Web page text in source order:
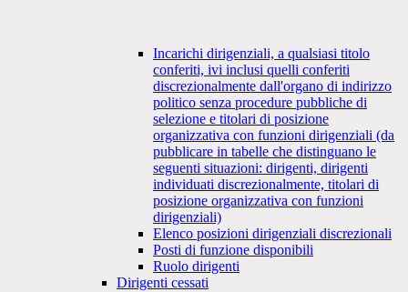
Incarichi dirigenziali, a qualsiasi titolo
conferiti, ivi inclusi quelli conferiti
discrezionalmente dall'organo di indirizzo
politico senza procedure pubbliche di
selezione e titolari di posizione
organizzativa con funzioni dirigenziali (da
pubblicare in tabelle che distinguano le
seguenti situazioni: dirigenti, dirigenti
individuati discrezionalmente, titolari di
posizione organizzativa con funzioni
dirigenziali)
Elenco posizioni dirigenziali discrezionali
Posti di funzione disponibili
Ruolo dirigenti
Dirigenti cessati